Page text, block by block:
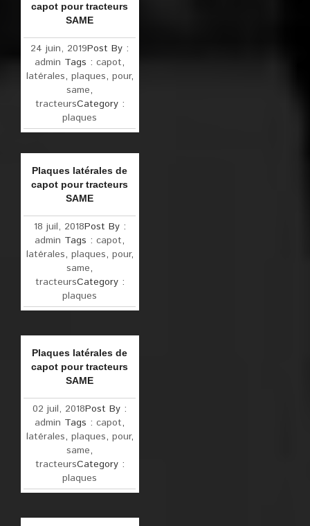
capot pour tracteurs
SAME
24 juin, 2019Post By :
admin Tags :capot,
latérales, plaques, pour,
same,
tracteursCategory :
plaques
Plaques latérales de
capot pour tracteurs
SAME
18 juil, 2018Post By :
admin Tags :capot,
latérales, plaques, pour,
same,
tracteursCategory :
plaques
Plaques latérales de
capot pour tracteurs
SAME
02 juil, 2018Post By :
admin Tags :capot,
latérales, plaques, pour,
same,
tracteursCategory :
plaques